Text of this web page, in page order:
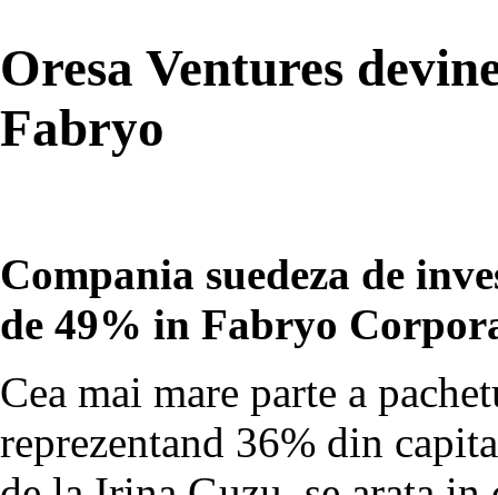
Oresa Ventures
Fabryo
Compania suedeza de
de 49% in Fabryo
Cea mai mare parte a
reprezentand 36% din